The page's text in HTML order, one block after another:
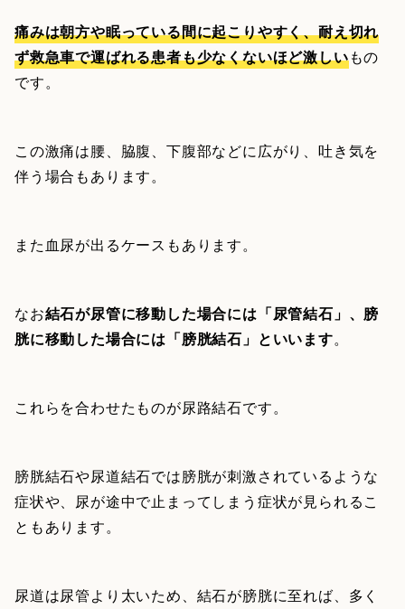
痛みは朝方や眠っている間に起こりやすく、耐え切れ
ず救急車で運ばれる患者も少なくないほど激しいもの
です。
この激痛は腰、脇腹、下腹部などに広がり、吐き気を
伴う場合もあります。
また血尿が出るケースもあります。
なお結石が尿管に移動した場合には「尿管結石」、膀
胱に移動した場合には「膀胱結石」といいます。
これらを合わせたものが尿路結石です。
膀胱結石や尿道結石では膀胱が刺激されているような
症状や、尿が途中で止まってしまう症状が見られるこ
ともあります。
尿道は尿管より太いため、結石が膀胱に至れば、多く